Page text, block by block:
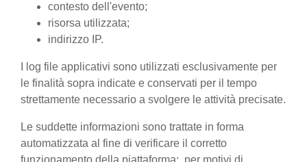
contesto dell'evento;
risorsa utilizzata;
indirizzo IP.
I log file applicativi sono utilizzati esclusivamente per
le finalità sopra indicate e conservati per il tempo
strettamente necessario a svolgere le attività precisate.
Le suddette informazioni sono trattate in forma
automatizzata al fine di verificare il corretto
funzionamento della piattaforma; per motivi di